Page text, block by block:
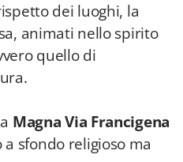
dei luoghi, la
animati nello spirito
quello di
Magna Via Francigena
sfondo religioso ma